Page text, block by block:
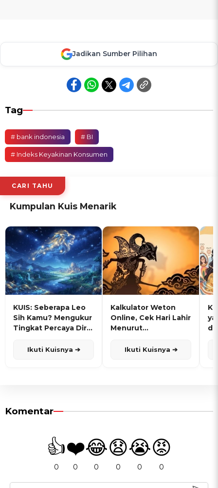
Jadikan Sumber Pilihan
Tag
# bank indonesia # BI
# Indeks Keyakinan Konsumen
CARI TAHU
Kumpulan Kuis Menarik
KUIS: Seberapa Leo
Sih Kamu? Mengukur
Tingkat Percaya Diri
Ikuti Kuisnya ➔
Kalkulator Weton
Online, Cek Hari Lahir
Menurut
Ikuti Kuisnya ➔
Komentar
👍
0
❤️
0
😂
0
😧
0
😭
0
😡
0